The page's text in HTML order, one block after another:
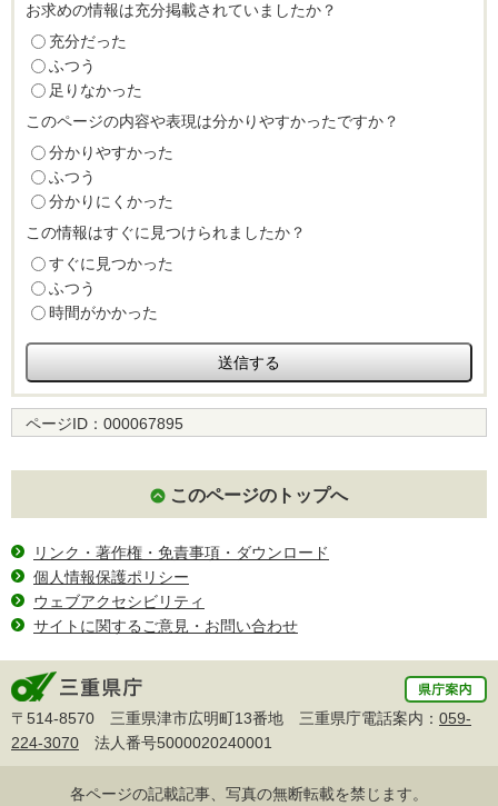
お求めの情報は充分掲載されていましたか？
充分だった
ふつう
足りなかった
このページの内容や表現は分かりやすかったですか？
分かりやすかった
ふつう
分かりにくかった
この情報はすぐに見つけられましたか？
すぐに見つかった
ふつう
時間がかかった
ページID： 000067895
このページのトップへ
リンク・著作権・免責事項・ダウンロード
個人情報保護ポリシー
ウェブアクセシビリティ
サイトに関するご意見・お問い合わせ
〒514-8570 三重県津市広明町13番地 三重県庁電話案内： 059-
224-3070 法人番号5000020240001
各ページの記載記事、写真の無断転載を禁じます。